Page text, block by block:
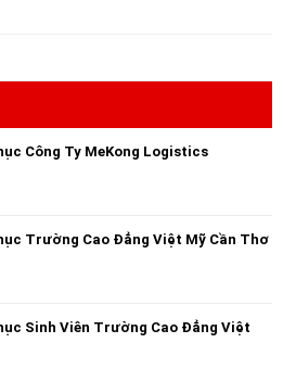
Công Ty MeKong Logistics
Trường Cao Đẳng Việt Mỹ Cần Thơ
Sinh Viên Trường Cao Đẳng Việt